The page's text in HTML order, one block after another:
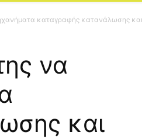
καταγραφής κατανάλωσης και
να
και